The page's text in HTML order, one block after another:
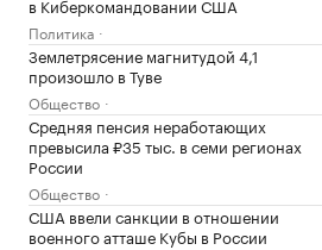
в Киберкомандовании США
Политика
Землетрясение магнитудой 4,1
произошло в Туве
Общество
Средняя пенсия неработающих
превысила ₽35 тыс. в семи регионах
России
Общество
США ввели санкции в отношении
военного атташе Кубы в России